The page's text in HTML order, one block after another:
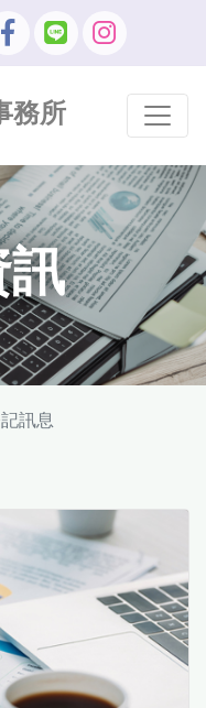
務所
訊
訊息